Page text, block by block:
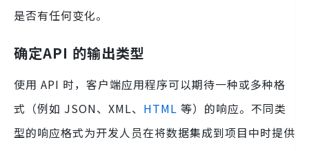
是否有任何变化。
确定API 的输出类型
使用 API 时，客户端应用程序可以期待一种或多种格
式（例如 JSON、XML、 HTML 等）的响应。不同类
型的响应格式为开发人员在将数据集成到项目中时提供